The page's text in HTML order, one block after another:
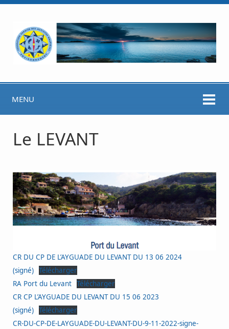
MENU
Le LEVANT
CR DU CP DE L’AYGUADE DU LEVANT DU 13 06 2024
(signé) Télécharger
RA Port du Levant Télécharger
CR CP L’AYGUADE DU LEVANT DU 15 06 2023
(signé) Télécharger
CR-DU-CP-DE-LAYGUADE-DU-LEVANT-DU-9-11-2022-signe-